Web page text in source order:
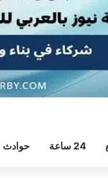
24 ساعة حوادث